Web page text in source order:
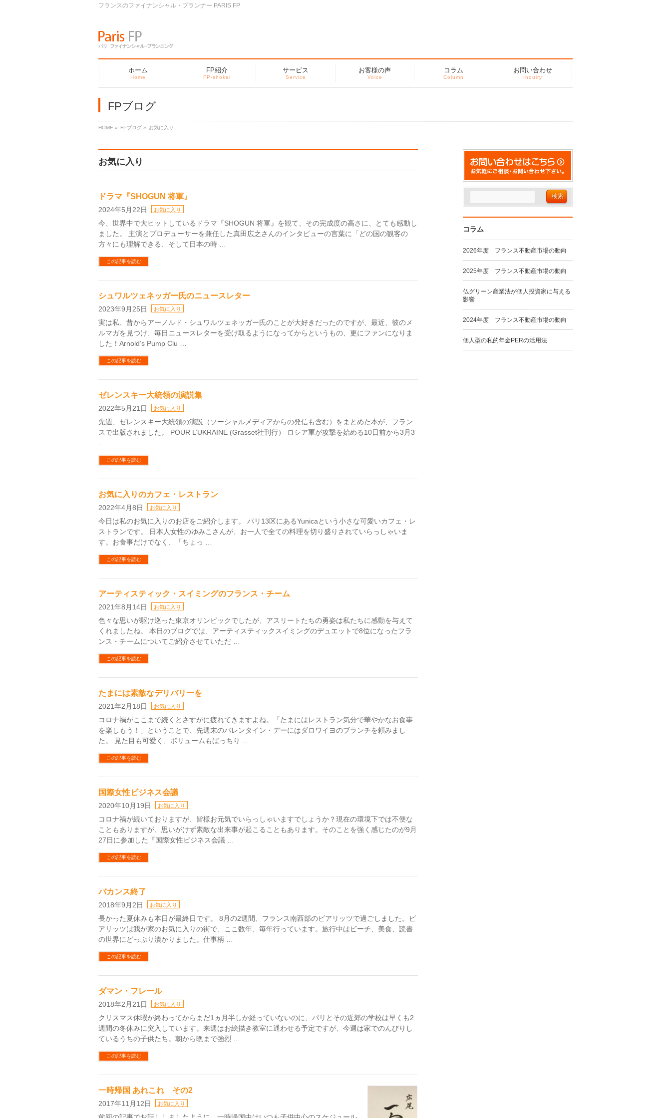
フランスのファイナンシャル・プランナー PARIS FP
ホーム
Home
FP紹介
FP-shokai
サービス
Service
お客様の声
Voice
コラム
Column
お問い合わせ
Inquiry
FPブログ
HOME » FPブログ » お気に入り
お気に入り
ドラマ『SHOGUN 将軍』
2024年5月22日 お気に入り
今、世界中で大ヒットしているドラマ『SHOGUN 将軍』を観て、その完成度の高さに、とても感動し
ました。 主演とプロデューサーを兼任した真田広之さんのインタビューの言葉に「どの国の観客の
方々にも理解できる、そして日本の時 …
この記事を読む
シュワルツェネッガー氏のニュースレター
2023年9月25日 お気に入り
実は私、昔からアーノルド・シュワルツェネッガー氏のことが大好きだったのですが、最近、彼のメ
ルマガを見つけ、毎日ニュースレターを受け取るようになってからというもの、更にファンになりま
した！Arnold’s Pump Clu …
この記事を読む
ゼレンスキー大統領の演説集
2022年5月21日 お気に入り
先週、ゼレンスキー大統領の演説（ソーシャルメディアからの発信も含む）をまとめた本が、フラン
スで出版されました。 POUR L’UKRAINE (Grasset社刊行） ロシア軍が攻撃を始める10日前から3月3
この記事を読む
お気に入りのカフェ・レストラン
2022年4月8日 お気に入り
今日は私のお気に入りのお店をご紹介します。 パリ13区にあるYunicaという小さな可愛いカフェ・レ
ストランです。 日本人女性のゆみこさんが、お一人で全ての料理を切り盛りされていらっしゃいま
す。お食事だけでなく、「ちょっ …
この記事を読む
アーティスティック・スイミングのフランス・チーム
2021年8月14日 お気に入り
色々な思いが駆け巡った東京オリンピックでしたが、アスリートたちの勇姿は私たちに感動を与えて
くれましたね。 本日のブログでは、アーティスティックスイミングのデュエットで8位になったフラ
ンス・チームについてご紹介させていただ …
この記事を読む
たまには素敵なデリバリーを
2021年2月18日 お気に入り
コロナ禍がここまで続くとさすがに疲れてきますよね。「たまにはレストラン気分で華やかなお食事
を楽しもう！」ということで、先週末のバレンタイン・デーにはダロワイヨのブランチを頼みまし
た。 見た目も可愛く、ボリュームもばっちり …
この記事を読む
国際女性ビジネス会議
2020年10月19日 お気に入り
コロナ禍が続いておりますが、皆様お元気でいらっしゃいますでしょうか？現在の環境下では不便な
こともありますが、思いがけず素敵な出来事が起こることもあります。そのことを強く感じたのが9月
27日に参加した『国際女性ビジネス会議 …
この記事を読む
バカンス終了
2018年9月2日 お気に入り
長かった夏休みも本日が最終日です。 8月の2週間、フランス南西部のビアリッツで過ごしました。ビ
アリッツは我が家のお気に入りの街で、ここ数年、毎年行っています。旅行中はビーチ、美食、読書
の世界にどっぷり漬かりました。仕事柄 …
この記事を読む
ダマン・フレール
2018年2月21日 お気に入り
クリスマス休暇が終わってからまだ1ヵ月半しか経っていないのに、パリとその近郊の学校は早くも2
週間の冬休みに突入しています。来週はお絵描き教室に通わせる予定ですが、今週は家でのんびりし
ているうちの子供たち。朝から晩まで強烈 …
この記事を読む
一時帰国 あれこれ その2
2017年11月12日 お気に入り
コラム
2026年度 フランス不動産市場の動向
2025年度 フランス不動産市場の動向
仏グリーン産業法が個人投資家に与える
影響
2024年度 フランス不動産市場の動向
個人型の私的年金PERの活用法